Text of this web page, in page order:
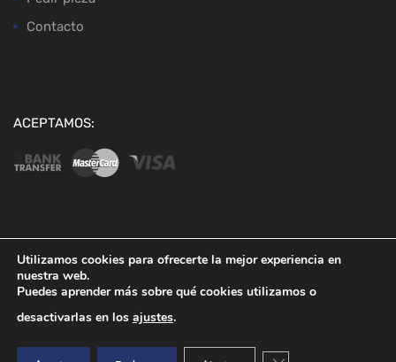
Contacto
ACEPTAMOS:
Utilizamos cookies para ofrecerte la mejor experiencia en
nuestra web.
Puedes aprender más sobre qué cookies utilizamos o
desactivarlas en los ajustes.